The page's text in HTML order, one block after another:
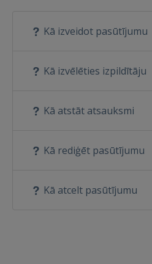
Kā izveidot pasūtījumu
Kā izvēlēties izpildītāju
Kā atstāt atsauksmi
Kā rediģēt pasūtījumu
Kā atcelt pasūtījumu